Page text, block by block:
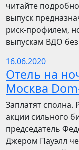
читайте
выпуск
риск-профилем,
выпускам ВДО
16.06.2020
Отель на
Москва
Заплатят сполна.
акции сильного
председатель
Джером Пауэлл